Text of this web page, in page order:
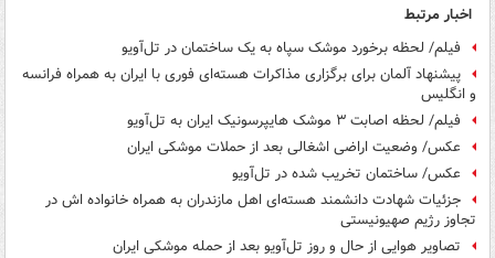
اخبار مرتبط
فیلم/ لحظه برخورد موشک سپاه به یک ساختمان در تل‌آویو
پیشنهاد آلمان برای برگزاری مذاکرات هسته‌ای فوری با ایران به همراه فرانسه
و انگلیس
فیلم/ لحظه اصابت ۳ موشک هایپرسونیک ایران به تل‌آویو
عکس/ وضعیت اراضی اشغالی بعد از حملات موشکی ایران
عکس/ ساختمان تخریب شده در تل‌آویو
جزئیات شهادت دانشمند هسته‌ای اهل مازندران به همراه خانواده اش در
تجاوز رژیم صهیونیستی
تصاویر هوایی از حال و روز تل‌آویو بعد از حمله موشکی ایران